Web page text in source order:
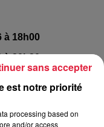
à 18h00
à 20h30
est notre priorité
processing based on
and/or access
sans accepter